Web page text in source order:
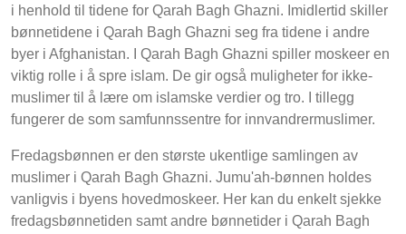
i henhold til tidene for Qarah Bagh Ghazni. Imidlertid skiller
bønnetidene i Qarah Bagh Ghazni seg fra tidene i andre
byer i Afghanistan. I Qarah Bagh Ghazni spiller moskeer en
viktig rolle i å spre islam. De gir også muligheter for ikke-
muslimer til å lære om islamske verdier og tro. I tillegg
fungerer de som samfunnssentre for innvandrermuslimer.
Fredagsbønnen er den største ukentlige samlingen av
muslimer i Qarah Bagh Ghazni. Jumu'ah-bønnen holdes
vanligvis i byens hovedmoskeer. Her kan du enkelt sjekke
fredagsbønnetiden samt andre bønnetider i Qarah Bagh